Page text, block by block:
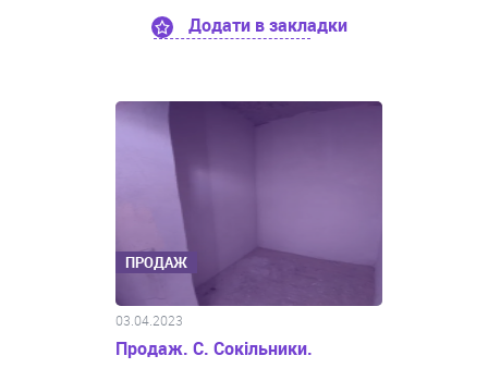
Додати в закладки
ПРОДАЖ
03.04.2023
Продаж. С. Сокільники.